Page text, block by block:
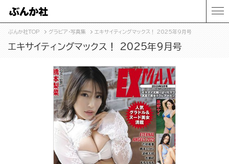
ぶんか社TOP グラビア・写真集 エキサイティングマックス！ 2025年9月号
エキサイティングマックス！ 2025年9月号